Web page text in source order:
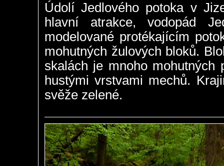
Údolí Jedlového potoka v
hlavní atrakce, vodopád
modelované protékajícím
mohutných žulových bloků.
skalách je mnoho mohutných
hustými vrstvami mechů.
svěže zelené.